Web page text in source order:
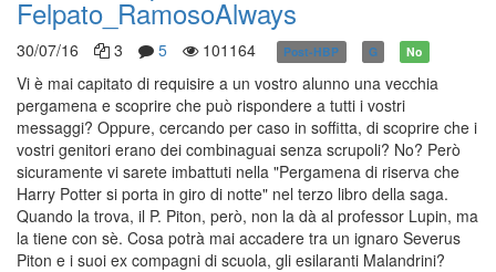
Felpato_RamosoAlways
30/07/16 3 5 101164 Post-HBP G No
Vi è mai capitato di requisire a un vostro alunno una vecchia
pergamena e scoprire che può rispondere a tutti i vostri
messaggi? Oppure, cercando per caso in soffitta, di scoprire che i
vostri genitori erano dei combinaguai senza scrupoli? No? Però
sicuramente vi sarete imbattuti nella "Pergamena di riserva che
Harry Potter si porta in giro di notte" nel terzo libro della saga.
Quando la trova, il P. Piton, però, non la dà al professor Lupin, ma
la tiene con sè. Cosa potrà mai accadere tra un ignaro Severus
Piton e i suoi ex compagni di scuola, gli esilaranti Malandrini?